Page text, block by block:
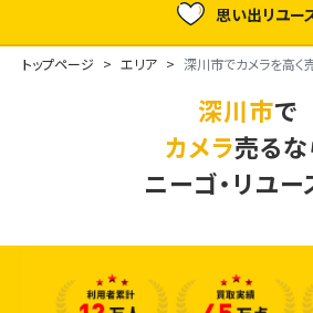
思い出リユー
トップページ エリア 深川市でカメラを高
深川市で
カメラ売るな
ニーゴ・リユー